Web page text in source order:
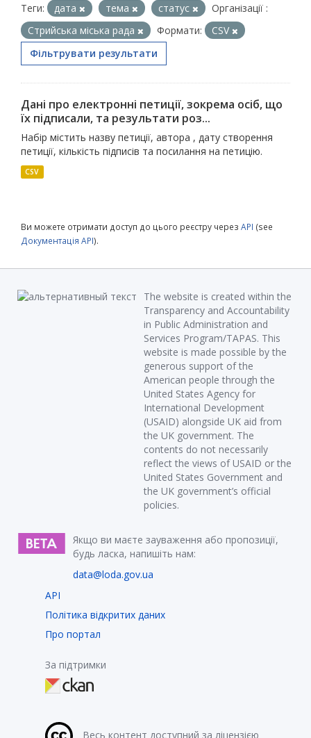
Теги: дата тема статус
Організації :
Стрийська міська рада
Формати:
CSV
Фільтрувати результати
Дані про електронні петиції, зокрема осіб, що
їх підписали, та результати роз...
Набір містить назву петиції, автора , дату створення
петиції, кількість підписів та посилання на петицію.
CSV
Ви можете отримати доступ до цього реєстру через API (see
Документація API).
The website is created within the
Transparency and Accountability
in Public Administration and
Services Program/TAPAS. This
website is made possible by the
generous support of the
American people through the
United States Agency for
International Development
(USAID) alongside UK aid from
the UK government. The
contents do not necessarily
reflect the views of USAID or the
United States Government and
the UK government’s official
policies.
Якщо ви маєте зауваження або пропозиції,
будь ласка, напишіть нам:
data@loda.gov.ua
API
Політика відкритих даних
Про портал
За підтримки
Весь контент доступний за ліцензією